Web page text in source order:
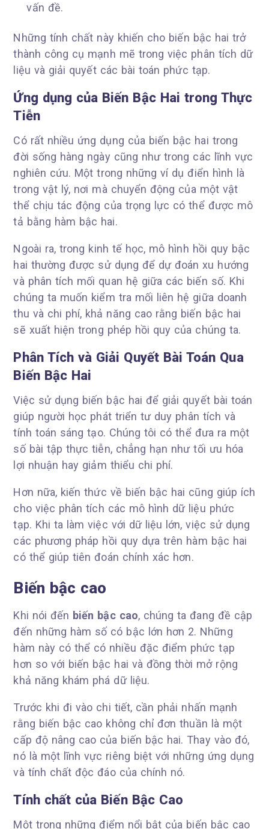
vấn đề.
Những tính chất này khiến cho biến bậc hai trở
thành công cụ mạnh mẽ trong việc phân tích dữ
liệu và giải quyết các bài toán phức tạp.
Ứng dụng của Biến Bậc Hai trong Thực
Tiễn
Có rất nhiều ứng dụng của biến bậc hai trong
đời sống hàng ngày cũng như trong các lĩnh vực
nghiên cứu. Một trong những ví dụ điển hình là
trong vật lý, nơi mà chuyển động của một vật
thể chịu tác động của trọng lực có thể được mô
tả bằng hàm bậc hai.
Ngoài ra, trong kinh tế học, mô hình hồi quy bậc
hai thường được sử dụng để dự đoán xu hướng
và phân tích mối quan hệ giữa các biến số. Khi
chúng ta muốn kiểm tra mối liên hệ giữa doanh
thu và chi phí, khả năng cao rằng biến bậc hai
sẽ xuất hiện trong phép hồi quy của chúng ta.
Phân Tích và Giải Quyết Bài Toán Qua
Biến Bậc Hai
Việc sử dụng biến bậc hai để giải quyết bài toán
giúp người học phát triển tư duy phân tích và
tính toán sáng tạo. Chúng tôi có thể đưa ra một
số bài tập thực tiễn, chẳng hạn như tối ưu hóa
lợi nhuận hay giảm thiểu chi phí.
Hơn nữa, kiến thức về biến bậc hai cũng giúp ích
cho việc phân tích các mô hình dữ liệu phức
tạp. Khi ta làm việc với dữ liệu lớn, việc sử dụng
các phương pháp hồi quy dựa trên hàm bậc hai
có thể giúp tiên đoán chính xác hơn.
Biến bậc cao
Khi nói đến biến bậc cao, chúng ta đang đề cập
đến những hàm số có bậc lớn hơn 2. Những
hàm này có thể có nhiều đặc điểm phức tạp
hơn so với biến bậc hai và đồng thời mở rộng
khả năng khám phá dữ liệu.
Trước khi đi vào chi tiết, cần phải nhấn mạnh
rằng biến bậc cao không chỉ đơn thuần là một
cấp độ nâng cao của biến bậc hai. Thay vào đó,
nó là một lĩnh vực riêng biệt với những ứng dụng
và tính chất độc đáo của chính nó.
Tính chất của Biến Bậc Cao
Một trong những điểm nổi bật của biến bậc cao